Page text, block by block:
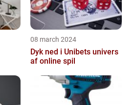
08 march 2024
Dyk ned i Unibets univers
af online spil